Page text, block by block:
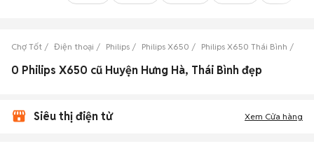
Chợ Tốt Điện thoại Philips Philips X650 Philips X650 Thái Bình
0 Philips X650 cũ Huyện Hưng Hà, Thái Bình đẹp
Siêu thị điện tử Xem Cửa hàng